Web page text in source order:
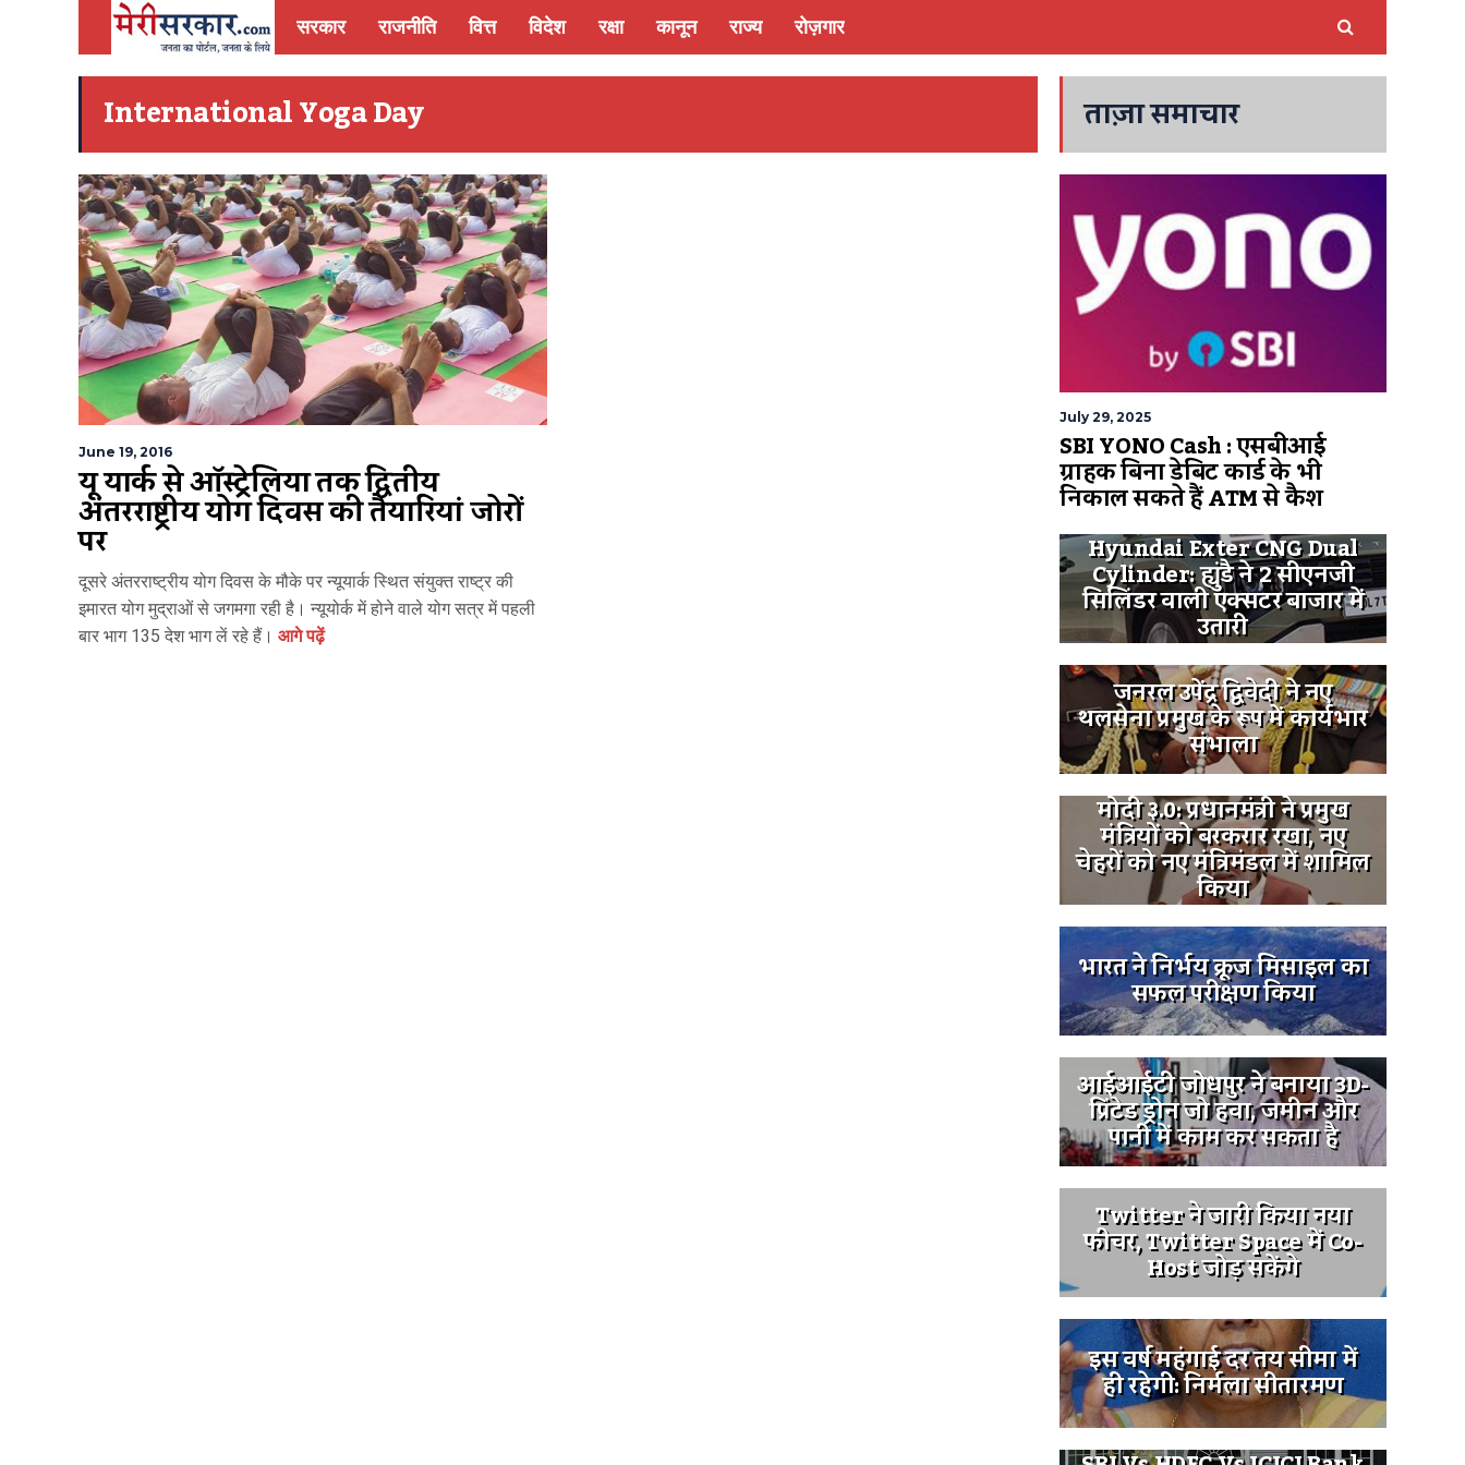
सरकार राजनीति वित्त विदेश रक्षा कानून राज्य रोज़गार
International Yoga Day
June 19, 2016
न्यू यार्क से ऑस्ट्रेलिया तक द्वितीय
अंतरराष्ट्रीय योग दिवस की तैयारियां जोरों
पर
दूसरे अंतरराष्ट्रीय योग दिवस के मौके पर न्यूयार्क स्थित संयुक्त राष्ट्र की
इमारत योग मुद्राओं से जगमगा रही है। न्यूयोर्क में होने वाले योग सत्र में पहली
बार भाग 135 देश भाग लें रहे हैं। आगे पढ़ें
ताज़ा समाचार
July 29, 2025
SBI YONO Cash : एसबीआई
ग्राहक बिना डेबिट कार्ड के भी
निकाल सकते हैं ATM से कैश
Hyundai Exter CNG Dual
Cylinder: ह्युंडै ने 2 सीएनजी
सिलिंडर वाली एक्सटर बाजार में
उतारी
जनरल उपेंद्र द्विवेदी ने नए
थलसेना प्रमुख के रूप में कार्यभार
संभाला
मोदी ३.0: प्रधानमंत्री ने प्रमुख
मंत्रियों को बरकरार रखा, नए
चेहरों को नए मंत्रिमंडल में शामिल
किया
भारत ने निर्भय क्रूज मिसाइल का
सफल परीक्षण किया
आईआईटी जोधपुर ने बनाया 3D-
प्रिंटेड ड्रोन जो हवा, जमीन और
पानी में काम कर सकता है
Twitter ने जारी किया नया
फीचर, Twitter Space में Co-
Host जोड़ सकेंगे
इस वर्ष महंगाई दर तय सीमा में
ही रहेगी: निर्मला सीतारमण